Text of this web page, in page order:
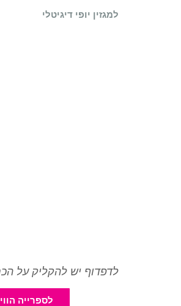
למגזין יופי דיגיטלי
לדפדוף יש להקליק על
לספרייה